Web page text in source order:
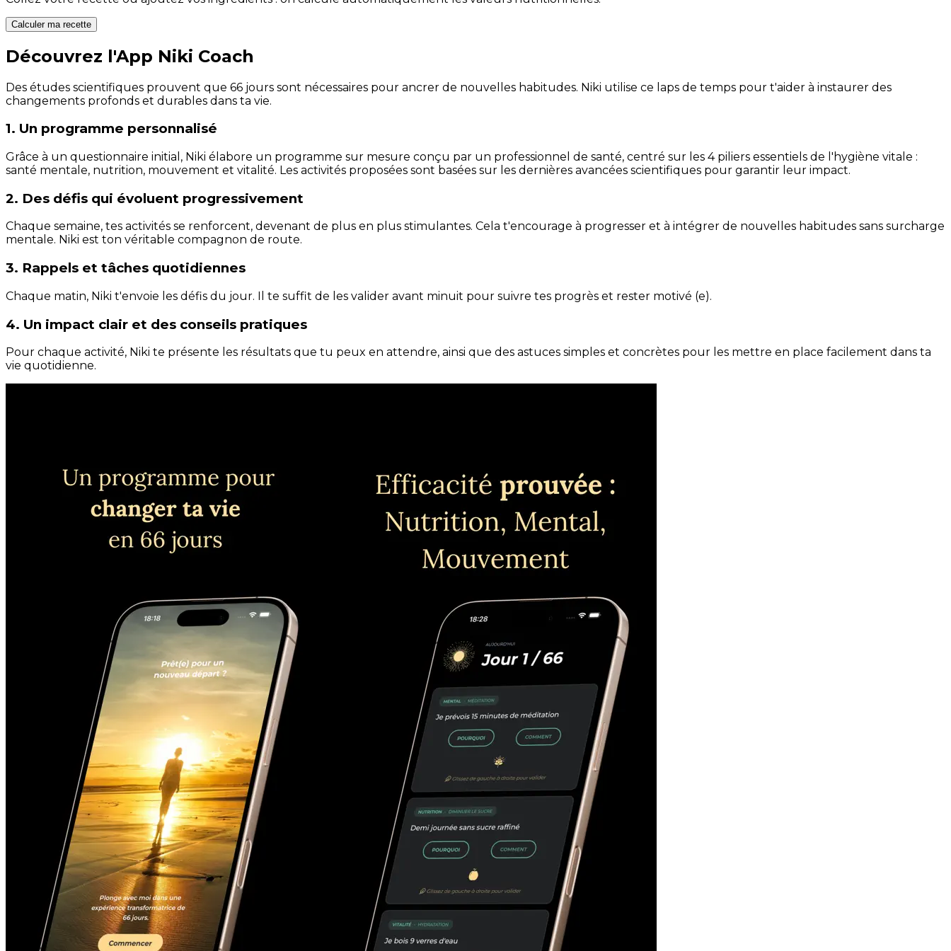
Calculer ma recette
Découvrez l'App Niki Coach
Des études scientifiques prouvent que 66 jours sont nécessaires pour ancrer de nouvelles habitudes. Niki utilise ce laps de temps pour t'aider à instaurer des
changements profonds et durables dans ta vie.
1. Un programme personnalisé
Grâce à un questionnaire initial, Niki élabore un programme sur mesure conçu par un professionnel de santé, centré sur les 4 piliers essentiels de l'hygiène vitale :
santé mentale, nutrition, mouvement et vitalité. Les activités proposées sont basées sur les dernières avancées scientifiques pour garantir leur impact.
2. Des défis qui évoluent progressivement
Chaque semaine, tes activités se renforcent, devenant de plus en plus stimulantes. Cela t'encourage à progresser et à intégrer de nouvelles habitudes sans surcharge
mentale. Niki est ton véritable compagnon de route.
3. Rappels et tâches quotidiennes
Chaque matin, Niki t'envoie les défis du jour. Il te suffit de les valider avant minuit pour suivre tes progrès et rester motivé (e).
4. Un impact clair et des conseils pratiques
Pour chaque activité, Niki te présente les résultats que tu peux en attendre, ainsi que des astuces simples et concrètes pour les mettre en place facilement dans ta
vie quotidienne.